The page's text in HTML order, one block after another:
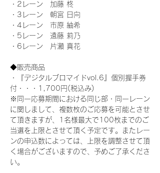
・2レーン　加藤 柊
・3レーン　朝宮 日向
・4レーン　市原 紬希
・5レーン　遠藤 莉乃
・6レーン　片瀬 真花
◆販売商品
・『デジタルブロマイドvol.6』個別握手券
付・・・1,700円(税込み)
※同一応募期間における同じ部・同一レーン
に関しまして、複数枚のご応募を可能とさせ
て頂きますが、1名様最大で100枚までのご
当選を上限とさせて頂く予定です。またレー
ンの申込数によっては、上限を調整させて頂
く場合がございますので、予めご了承くださ
い。